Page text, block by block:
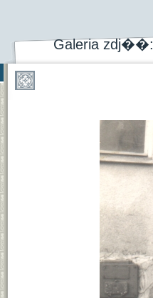
Galeria zdj��: